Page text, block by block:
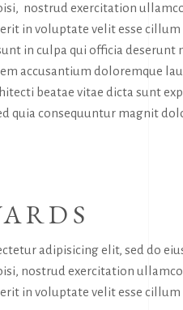
nostrud exercitation
in voluptate velit esse
in culpa qui officia
accusantium doloremque
beatae vitae dicta sunt
quia consequuntur magnit
adipisicing elit, sed do
nostrud exercitation
in voluptate velit esse